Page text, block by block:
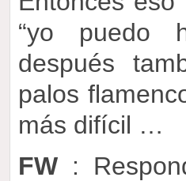
“yo puedo
después
palos
más difícil …
FW :